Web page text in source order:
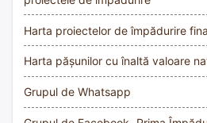
Harta proiectelor de împădurire
Harta pășunilor cu înaltă valoare
Grupul de Whatsapp